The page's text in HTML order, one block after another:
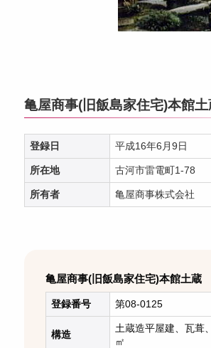
亀屋商事(旧飯島家住宅)本館土
登録日 平成16年6月9日
所在地 古河市雷電町1-78
所有者 亀屋商事株式会社
亀屋商事(旧飯島家住宅)本館土蔵
登録番号 第08-0125
構造
土蔵造平屋建、瓦葺
㎡